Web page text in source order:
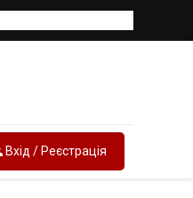
Вхід / Реєстрація